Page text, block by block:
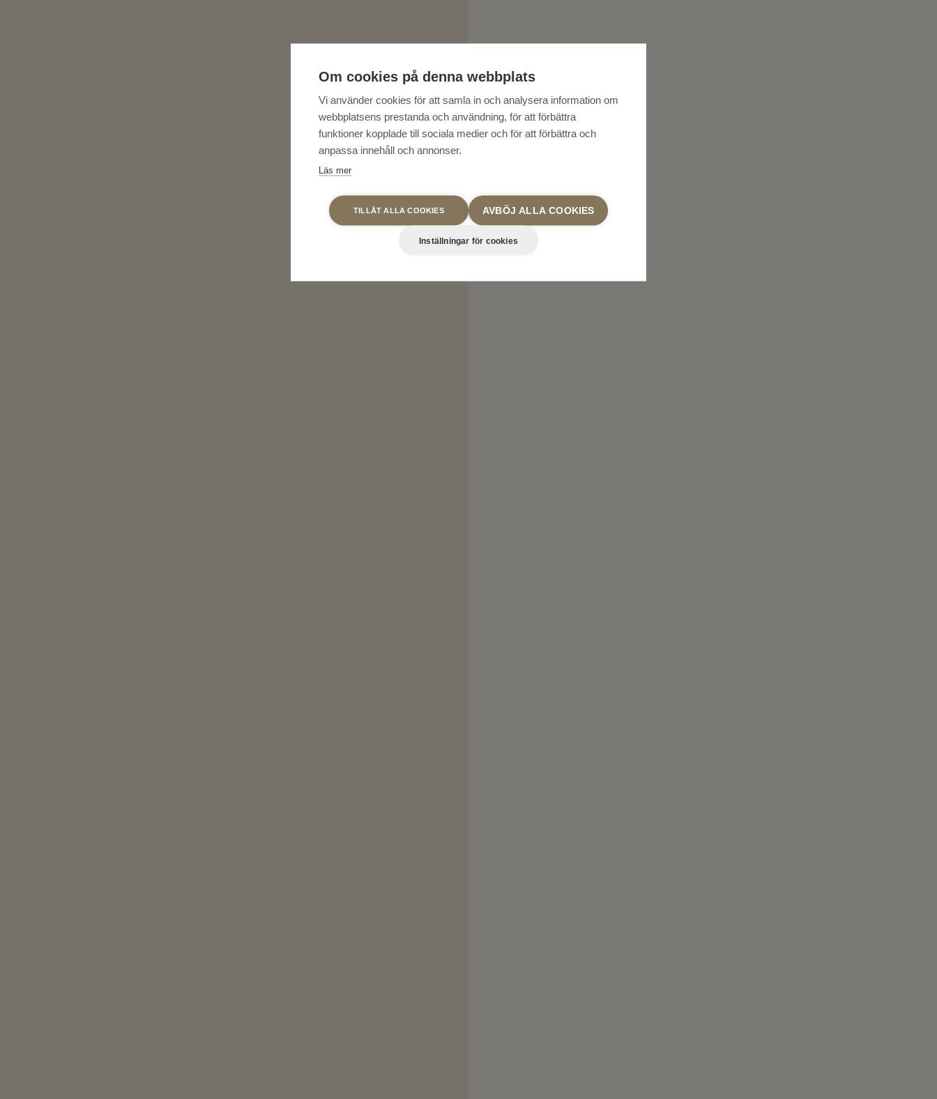
Om cookies på denna webbplats
Vi använder cookies för att samla in och analysera information om
webbplatsens prestanda och användning, för att förbättra
funktioner kopplade till sociala medier och för att förbättra och
anpassa innehåll och annonser.
Läs mer
TILLÅT ALLA COOKIES AVBÖJ ALLA COOKIES
Inställningar för cookies